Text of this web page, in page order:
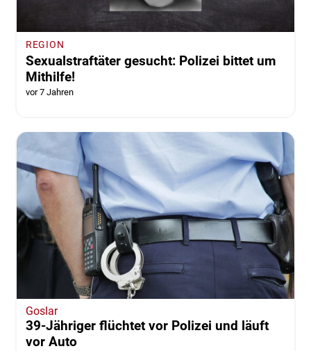
REGION
Sexualstraftäter gesucht: Polizei bittet um
Mithilfe!
vor 7 Jahren
Goslar
39-Jähriger flüchtet vor Polizei und läuft
vor Auto